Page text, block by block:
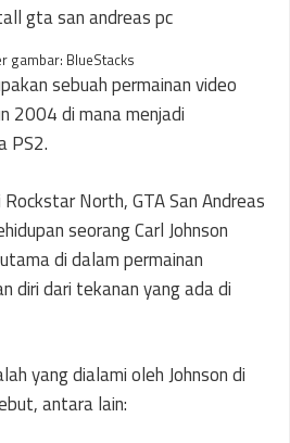
gambar: BlueStacks
sebuah permainan video
2004 di mana menjadi
PS2.
North, GTA San Andreas
seorang Carl Johnson
di dalam permainan
diri dari tekanan yang ada di
yang dialami oleh Johnson di
antara lain: